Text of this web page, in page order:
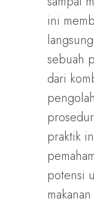
ini
sebuah
dari
praktik
potensi